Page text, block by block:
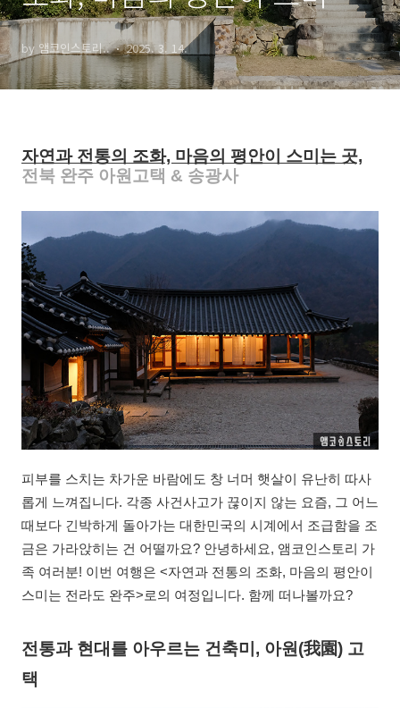
곳, 전북 완주 아원고택 & 송
광사 1편
by 앰코인스토리.. 2025. 3. 14.
자연과 전통의 조화, 마음의 평안이 스미는 곳,
전북 완주 아원고택 & 송광사
피부를 스치는 차가운 바람에도 창 너머 햇살이 유난히 따사
롭게 느껴집니다. 각종 사건사고가 끊이지 않는 요즘, 그 어느
때보다 긴박하게 돌아가는 대한민국의 시계에서 조급함을 조
금은 가라앉히는 건 어떨까요? 안녕하세요, 앰코인스토리 가
족 여러분! 이번 여행은 <자연과 전통의 조화, 마음의 평안이
스미는 전라도 완주>로의 여정입니다. 함께 떠나볼까요?
전통과 현대를 아우르는 건축미, 아원(我園) 고
택